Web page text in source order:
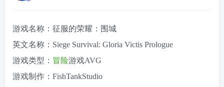
游戏名称：征服的荣耀：围城
英文名称：Siege Survival: Gloria Victis Prologue
游戏类型： 冒险游戏AVG
游戏制作：FishTankStudio